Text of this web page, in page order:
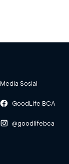
Media Sosial
GoodLife BCA
@goodlifebca